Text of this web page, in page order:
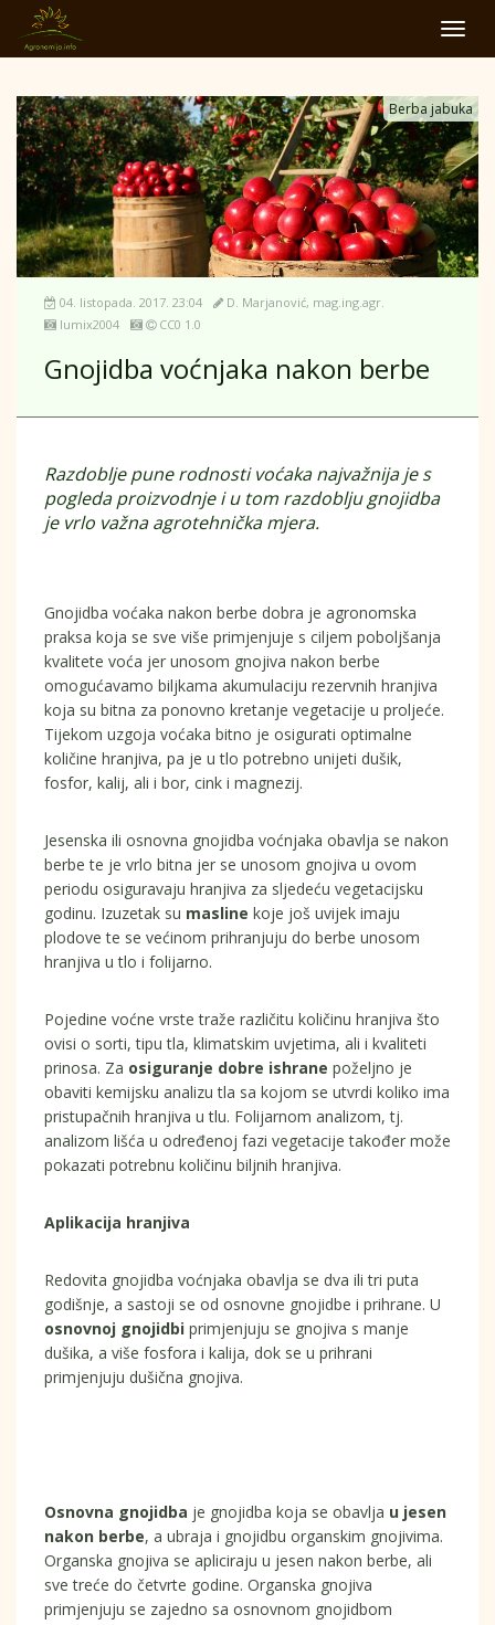
Berba jabuka
04. listopada. 2017. 23:04
D. Marjanović, mag.ing.agr.
lumix2004
CC0 1.0
Gnojidba voćnjaka nakon berbe
Razdoblje pune rodnosti voćaka najvažnija je s
pogleda proizvodnje i u tom razdoblju gnojidba
je vrlo važna agrotehnička mjera.
Gnojidba voćaka nakon berbe dobra je agronomska
praksa koja se sve više primjenjuje s ciljem poboljšanja
kvalitete voća jer unosom gnojiva nakon berbe
omogućavamo biljkama akumulaciju rezervnih hranjiva
koja su bitna za ponovno kretanje vegetacije u proljeće.
Tijekom uzgoja voćaka bitno je osigurati optimalne
količine hranjiva, pa je u tlo potrebno unijeti dušik,
fosfor, kalij, ali i bor, cink i magnezij.
Jesenska ili osnovna gnojidba voćnjaka obavlja se nakon
berbe te je vrlo bitna jer se unosom gnojiva u ovom
periodu osiguravaju hranjiva za sljedeću vegetacijsku
godinu. Izuzetak su masline koje još uvijek imaju
plodove te se većinom prihranjuju do berbe unosom
hranjiva u tlo i folijarno.
Pojedine voćne vrste traže različitu količinu hranjiva što
ovisi o sorti, tipu tla, klimatskim uvjetima, ali i kvaliteti
prinosa. Za osiguranje dobre ishrane poželjno je
obaviti kemijsku analizu tla sa kojom se utvrdi koliko ima
pristupačnih hranjiva u tlu. Folijarnom analizom, tj.
analizom lišća u određenoj fazi vegetacije također može
pokazati potrebnu količinu biljnih hranjiva.
Aplikacija hranjiva
Redovita gnojidba voćnjaka obavlja se dva ili tri puta
godišnje, a sastoji se od osnovne gnojidbe i prihrane. U
osnovnoj gnojidbi primjenjuju se gnojiva s manje
dušika, a više fosfora i kalija, dok se u prihrani
primjenjuju dušična gnojiva.
Osnovna gnojidba je gnojidba koja se obavlja u jesen
nakon berbe, a ubraja i gnojidbu organskim gnojivima.
Organska gnojiva se apliciraju u jesen nakon berbe, ali
sve treće do četvrte godine. Organska gnojiva
primjenjuju se zajedno sa osnovnom gnojidbom